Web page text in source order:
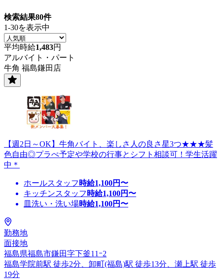
検索結果80件
1-30を表示中
平均時給1,483円
アルバイト・パート
牛角 福島鎌田店
【週2日～OK】牛角バイト、楽しさ人の良さ星3つ★★★髪
色自由◎プラぺ予定や学校の行事とシフト相談可！学生活躍
中＊
ホールスタッフ 時給1,100円〜
キッチンスタッフ 時給1,100円〜
皿洗い・洗い場時給1,100円〜
勤務地
面接地
福島県福島市鎌田字下釜11ｰ2
福島学院前駅 徒歩2分、卸町(福島)駅 徒歩13分、瀬上駅 徒歩
19分